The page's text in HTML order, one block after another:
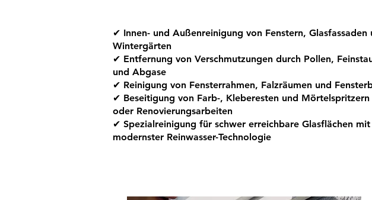
✔ Innen- und Außenreinigung von Fenstern, Glasfassaden
Wintergärten
✔ Entfernung von Verschmutzungen durch Pollen,
und Abgase
✔ Reinigung von Fensterrahmen, Falzräumen und
✔ Beseitigung von Farb-, Kleberesten und Mörtelspritzern
oder Renovierungsarbeiten
✔ Spezialreinigung für schwer erreichbare Glasflächen mit
modernster Reinwasser-Technologie